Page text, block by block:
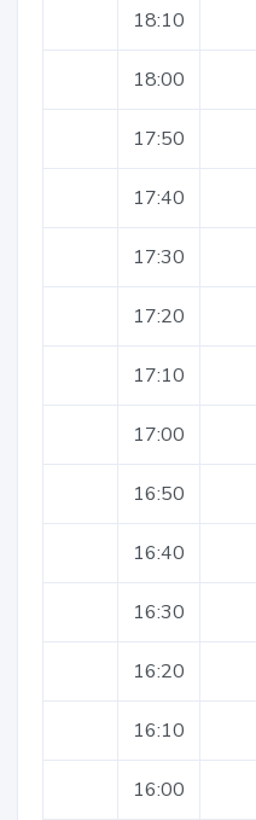
18:10
18:00
17:50
17:40
17:30
17:20
17:10
17:00
16:50
16:40
16:30
16:20
16:10
16:00